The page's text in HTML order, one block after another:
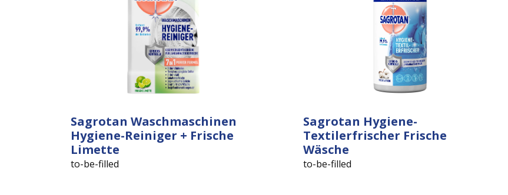
Sagrotan Waschmaschinen
Hygiene-Reiniger + Frische
Limette
to-be-filled
Sagrotan Hygiene-
Textilerfrischer Frische
Wäsche
to-be-filled